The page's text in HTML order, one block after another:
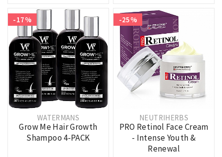
-17%
WATERMANS
Grow Me Hair Growth
Shampoo 4-PACK
-25%
NEUTRIHERBS
PRO Retinol Face Cream
- Intense Youth &
Renewal